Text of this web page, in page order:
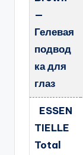
—
Гелевая
подвод
ка для
глаз
ESSEN
TIELLE
Total